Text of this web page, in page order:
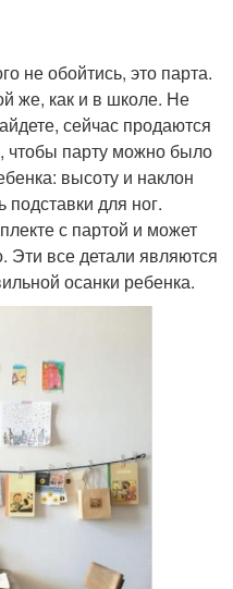
не обойтись, это парта.
же, как и в школе. Не
сейчас продаются
чтобы парту можно было
высоту и наклон
подставки для ног.
с партой и может
Эти все детали являются
осанки ребенка.